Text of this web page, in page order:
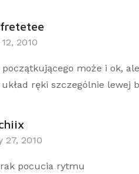
2010
początkującego może i ok,
układ ręki szczególnie lewej
27, 2010
pocucia rytmu